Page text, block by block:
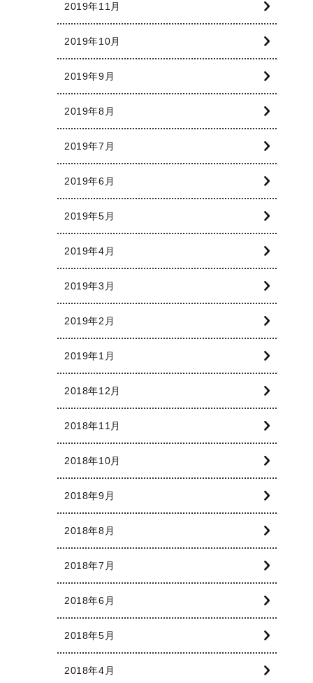
2019年11月
2019年10月
2019年9月
2019年8月
2019年7月
2019年6月
2019年5月
2019年4月
2019年3月
2019年2月
2019年1月
2018年12月
2018年11月
2018年10月
2018年9月
2018年8月
2018年7月
2018年6月
2018年5月
2018年4月